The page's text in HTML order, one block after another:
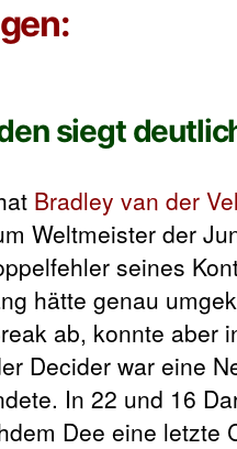
siegt
Bradley van der
Weltmeister der
seines
hätte genau
ab, konnte aber
Decider war eine
In 22 und 16
Dee eine letzte